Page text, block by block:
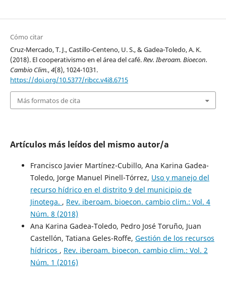
Cómo citar
Cruz-Mercado, T. J., Castillo-Centeno, U. S., & Gadea-Toledo, A. K.
(2018). El cooperativismo en el área del café.Rev. Iberoam. Bioecon.
Cambio Clim.,4(8), 1024-1031.
https://doi.org/10.5377/ribcc.v4i8.6715
Más formatos de cita
Artículos más leídos del mismo autor/a
Francisco Javier Martínez-Cubillo, Ana Karina Gadea-
Toledo, Jorge Manuel Pinell-Tórrez, Uso y manejo del
recurso hídrico en el distrito 9 del municipio de
Jinotega. , Rev. iberoam. bioecon. cambio clim.: Vol. 4
Núm. 8 (2018)
Ana Karina Gadea-Toledo, Pedro José Toruño, Juan
Castellón, Tatiana Geles-Roffe, Gestión de los recursos
hídricos , Rev. iberoam. bioecon. cambio clim.: Vol. 2
Núm. 1 (2016)